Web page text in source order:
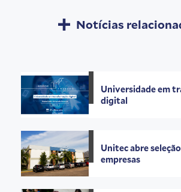
Notícias
Universidade em
digital
Unitec abre
empresas